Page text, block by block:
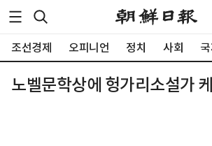
조선경제 오피니언 정치 사회
노벨문학상에 헝가리소설가